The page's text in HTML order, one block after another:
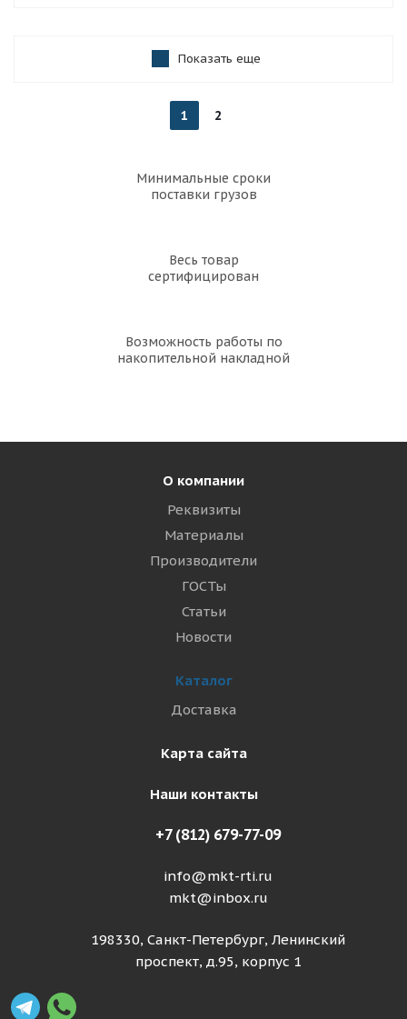
Показать еще
1 2
Минимальные сроки
поставки грузов
Весь товар
сертифицирован
Возможность работы по
накопительной накладной
О компании
Реквизиты
Материалы
Производители
ГОСТы
Статьи
Новости
Каталог
Доставка
Карта сайта
Наши контакты
+7 (812) 679-77-09
info@mkt-rti.ru
mkt@inbox.ru
198330, Санкт-Петербург, Ленинский
проспект, д.95, корпус 1